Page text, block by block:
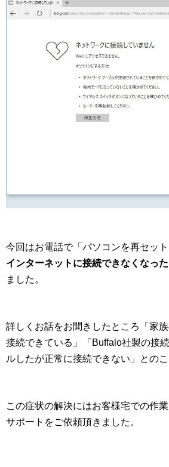
今回はお電話で「パソコンを再セット
インターネットに接続できなくなった
ました。
詳しくお話をお聞きしたところ「家
接続できている」「Buffalo社製の接
ルしたが正常に接続できない」とのこ
この症状の解決にはお客様宅での作
サポートをご依頼頂きました。